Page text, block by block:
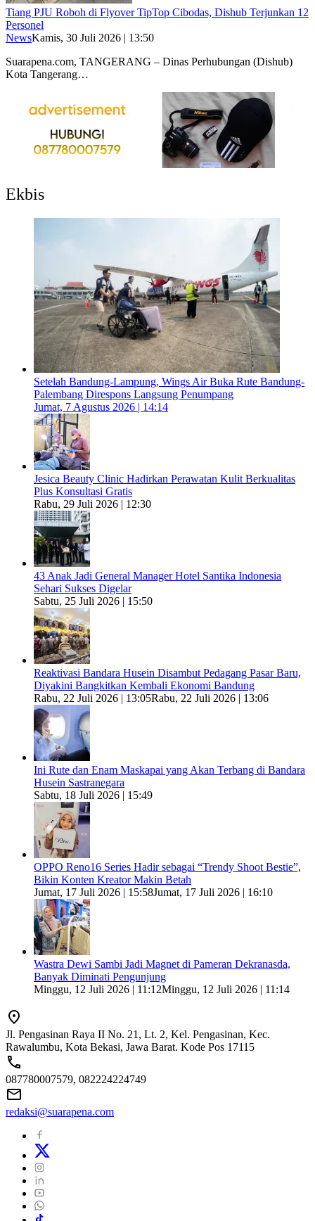
Tiang PJU Roboh di Flyover TipTop Cibodas, Dishub Terjunkan 12
Personel
NewsKamis, 30 Juli 2026 | 13:50
Suarapena.com, TANGERANG – Dinas Perhubungan (Dishub)
Kota Tangerang…
Ekbis
Setelah Bandung-Lampung, Wings Air Buka Rute Bandung-
Palembang Direspons Langsung Penumpang
Jumat, 7 Agustus 2026 | 14:14
Jesica Beauty Clinic Hadirkan Perawatan Kulit Berkualitas
Plus Konsultasi Gratis
Rabu, 29 Juli 2026 | 12:30
43 Anak Jadi General Manager Hotel Santika Indonesia
Sehari Sukses Digelar
Sabtu, 25 Juli 2026 | 15:50
Reaktivasi Bandara Husein Disambut Pedagang Pasar Baru,
Diyakini Bangkitkan Kembali Ekonomi Bandung
Rabu, 22 Juli 2026 | 13:05Rabu, 22 Juli 2026 | 13:06
Ini Rute dan Enam Maskapai yang Akan Terbang di Bandara
Husein Sastranegara
Sabtu, 18 Juli 2026 | 15:49
OPPO Reno16 Series Hadir sebagai “Trendy Shoot Bestie”,
Bikin Konten Kreator Makin Betah
Jumat, 17 Juli 2026 | 15:58Jumat, 17 Juli 2026 | 16:10
Wastra Dewi Sambi Jadi Magnet di Pameran Dekranasda,
Banyak Diminati Pengunjung
Minggu, 12 Juli 2026 | 11:12Minggu, 12 Juli 2026 | 11:14
Jl. Pengasinan Raya II No. 21, Lt. 2, Kel. Pengasinan, Kec.
Rawalumbu, Kota Bekasi, Jawa Barat. Kode Pos 17115
087780007579, 082224224749
redaksi@suarapena.com